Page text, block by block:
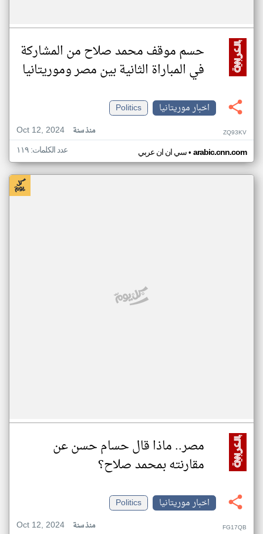
حسم موقف محمد صلاح من المشاركة
في المباراة الثانية بين مصر وموريتانيا
اخبار موريتانيا
Politics
Oct 12, 2024
منذ سنة ZQ93KV
سي ان ان عربي• arabic.cnn.com عدد الكلمات: ١١٩
مصر.. ماذا قال حسام حسن عن
مقارنته بمحمد صلاح؟
اخبار موريتانيا
Politics
Oct 12, 2024
منذ سنة FG17QB